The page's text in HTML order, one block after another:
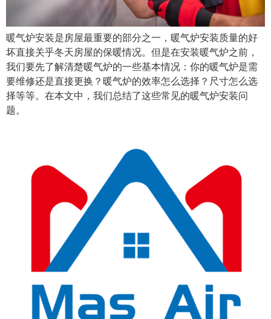
暖气炉安装是房屋最重要的部分之一，暖气炉安装质量的好
坏直接关乎冬天房屋的保暖情况。但是在安装暖气炉之前，
我们要先了解清楚暖气炉的一些基本情况：你的暖气炉是需
要维修还是直接更换？暖气炉的效率怎么选择？尺寸怎么选
择等等。在本文中，我们总结了这些常见的暖气炉安装问
题。